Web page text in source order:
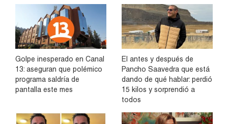
Golpe inesperado en Canal
13: aseguran que polémico
programa saldría de
pantalla este mes
El antes y después de
Pancho Saavedra que está
dando de qué hablar: perdió
15 kilos y sorprendió a
todos